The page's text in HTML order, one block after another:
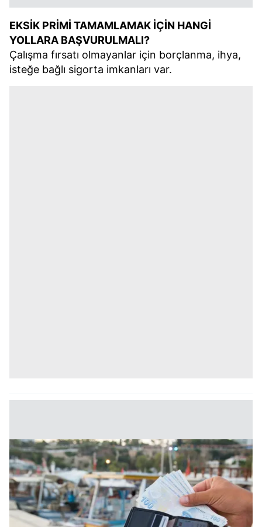
EKSİK PRİMİ TAMAMLAMAK İÇİN HANGİ
YOLLARA BAŞVURULMALI?
Çalışma fırsatı olmayanlar için borçlanma, ihya,
isteğe bağlı sigorta imkanları var.